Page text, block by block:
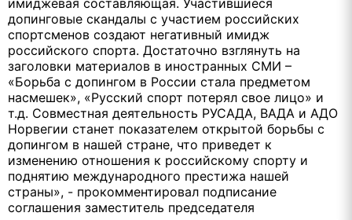
имиджевая составляющая. Участившиеся
допинговые скандалы с участием российских
спортсменов создают негативный имидж
российского спорта. Достаточно взглянуть на
заголовки материалов в иностранных СМИ –
«Борьба с допингом в России стала предметом
насмешек», «Русский спорт потерял свое лицо» и
т.д. Совместная деятельность РУСАДА, ВАДА и АДО
Норвегии станет показателем открытой борьбы с
допингом в нашей стране, что приведет к
изменению отношения к российскому спорту и
поднятию международного престижа нашей
страны», - прокомментировал подписание
соглашения заместитель председателя